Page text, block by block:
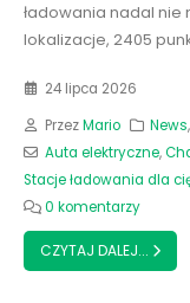
ładowania nadal nie
lokalizacje, 2405
24 lipca 2026
PrzezMario News
Auta elektryczne,
Stacje ładowania dla
0 komentarzy
CZYTAJ DALEJ...